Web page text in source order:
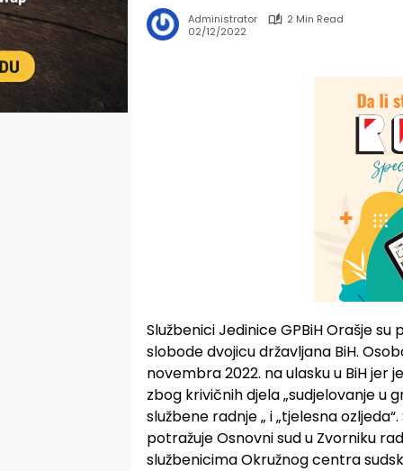
Administrator
2 Min Read
02/12/2022
Službenici Jedinice GPBiH Orašje
slobode dvojicu državljana BiH.
novembra 2022. na ulasku u BiH jer
zbog krivičnih djela „sudjelovanje u
službene radnje „ i „tjelesna
potražuje Osnovni sud u Zvorniku
službenicima Okružnog centra